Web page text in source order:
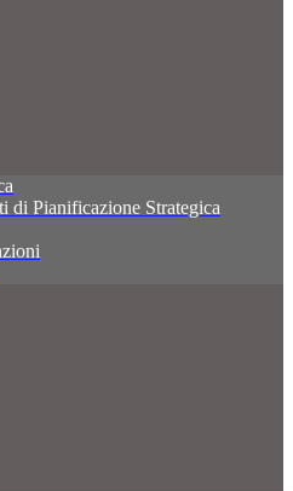
di Pianificazione Strategica